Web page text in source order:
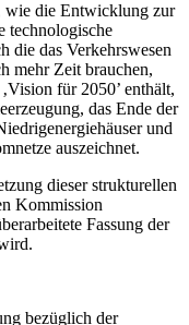
wie die Entwicklung zur
technologische
die das Verkehrswesen
mehr Zeit brauchen,
für 2050’ enthält,
das Ende der
und
auszeichnet.
dieser strukturellen
Kommission
Fassung der
bezüglich der